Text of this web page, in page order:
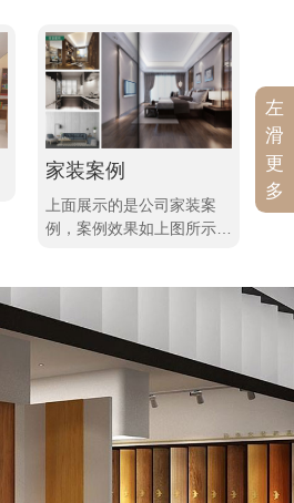
家装案例
上面展示的是公司家装案
例，案例效果如上图所示，
工
上
左
滑
更
多